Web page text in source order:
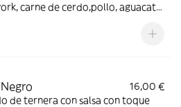
carne de cerdo,pollo, aguacate,
16,00 €
de ternera con salsa con toque